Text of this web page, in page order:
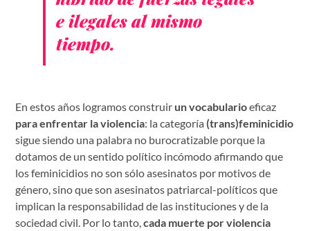
e ilegales al mismo
tiempo.
En estos años logramos construir un vocabularioeficaz
para enfrentar la violencia: la categoría (trans)feminicidio
sigue siendo una palabra no burocratizable porque la
dotamos de un sentido político incómodo afirmando que
los feminicidios no son sólo asesinatos por motivos de
género, sino que son asesinatos patriarcal-políticos que
implican la responsabilidad de las instituciones y de la
sociedad civil. Por lo tanto,cada muerte por violencia